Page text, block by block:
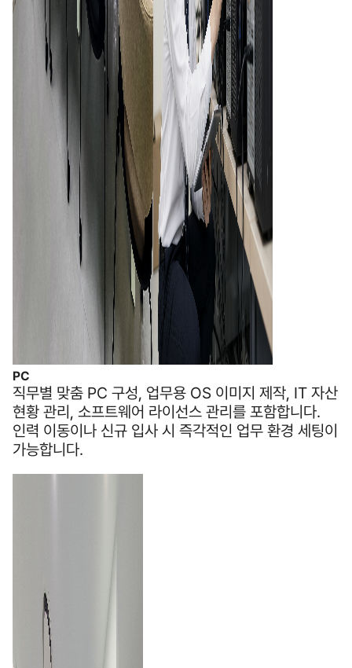
PC
직무별 맞춤 PC 구성, 업무용 OS 이미지 제작, IT 자산
현황 관리, 소프트웨어 라이선스 관리를 포함합니다.
인력 이동이나 신규 입사 시 즉각적인 업무 환경 세팅이
가능합니다.